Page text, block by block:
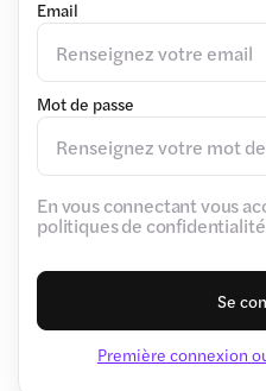
Email
Mot de passe
En vous connectant vous
politiques de confidentialité
Se
Première connexion